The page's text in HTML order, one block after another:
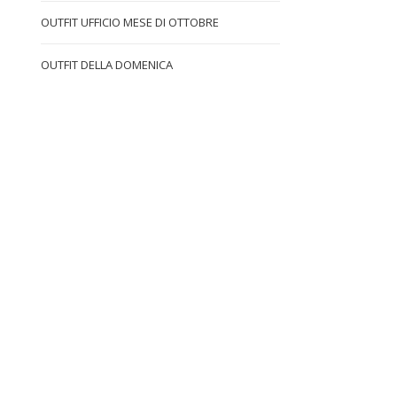
OUTFIT UFFICIO MESE DI OTTOBRE
OUTFIT DELLA DOMENICA